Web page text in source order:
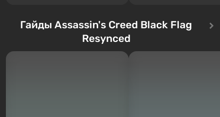
сразу трех персонажей: Майкла,
Тревора и Франклина, между
Оно же, по задумке
Vault-Tec, должно
Гайды Assassin's Creed Black Flag
Resynced